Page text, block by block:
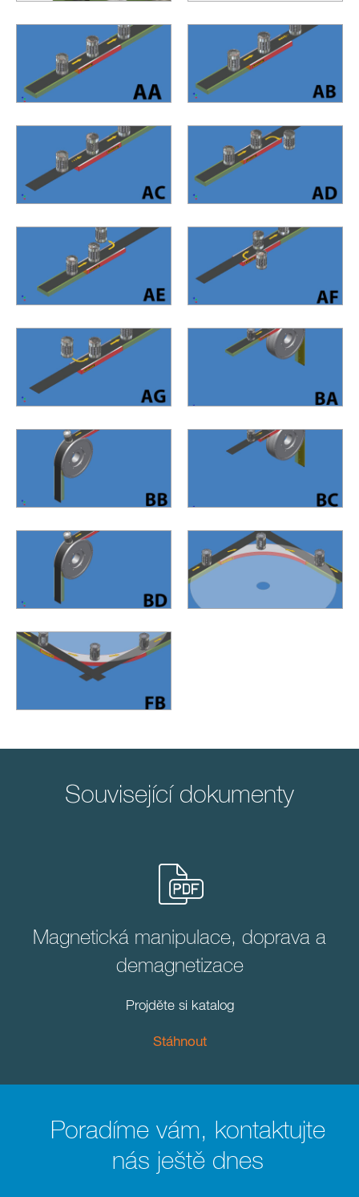
Související dokumenty
Magnetická manipulace, doprava a
demagnetizace
Projděte si katalog
Stáhnout
Poradíme vám, kontaktujte
nás ještě dnes